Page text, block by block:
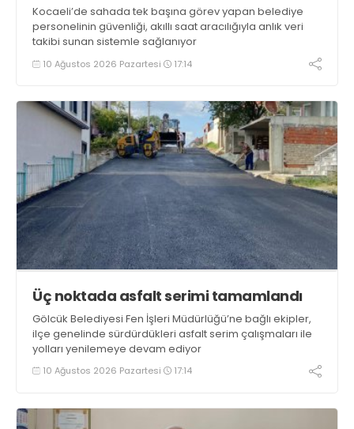
Kocaeli’de sahada tek başına görev yapan belediye
personelinin güvenliği, akıllı saat aracılığıyla anlık veri
takibi sunan sistemle sağlanıyor
10 Ağustos 2026 Pazartesi 17:14
Üç noktada asfalt serimi tamamlandı
Gölcük Belediyesi Fen İşleri Müdürlüğü’ne bağlı ekipler,
ilçe genelinde sürdürdükleri asfalt serim çalışmaları ile
yolları yenilemeye devam ediyor
10 Ağustos 2026 Pazartesi 17:14